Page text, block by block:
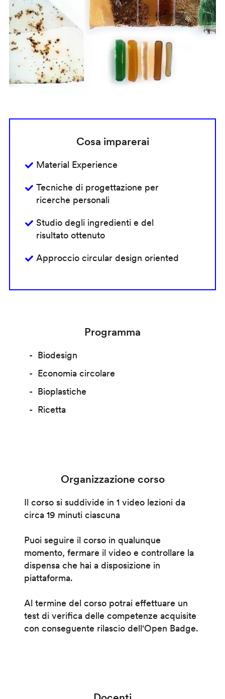
Cosa imparerai
Material Experience
Tecniche di progettazione per
ricerche personali
Studio degli ingredienti e del
risultato ottenuto
Approccio circular design oriented
Programma
Biodesign
Economia circolare
Bioplastiche
Ricetta
Organizzazione corso
Il corso si suddivide in 1 video lezioni da
circa 19 minuti ciascuna
Puoi seguire il corso in qualunque
momento, fermare il video e controllare la
dispensa che hai a disposizione in
piattaforma.
Al termine del corso potrai effettuare un
test di verifica delle competenze acquisite
con conseguente rilascio dell'Open Badge.